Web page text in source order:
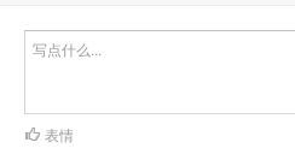
表情